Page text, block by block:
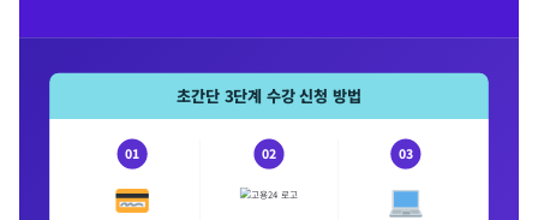
초간단 3단계 수강 신청 방법
01 02 03